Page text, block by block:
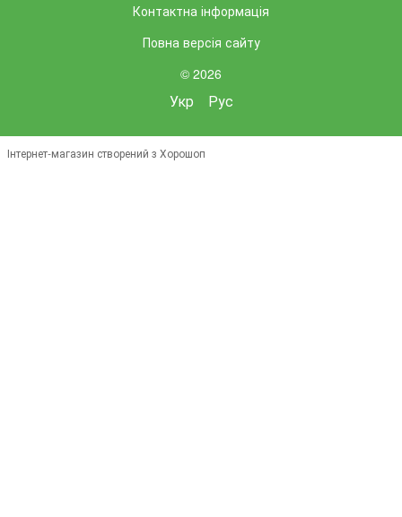
Контактна інформація
Повна версія сайту
© 2026
Укр Рус
Інтернет-магазин створений з Хорошоп